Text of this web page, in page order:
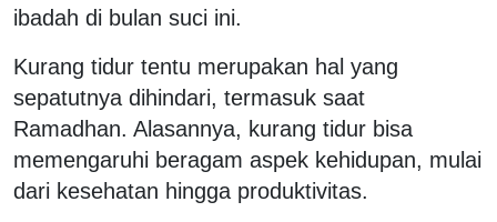
ibadah di bulan suci ini.
Kurang tidur tentu merupakan hal yang
sepatutnya dihindari, termasuk saat
Ramadhan. Alasannya, kurang tidur bisa
memengaruhi beragam aspek kehidupan, mulai
dari kesehatan hingga produktivitas.